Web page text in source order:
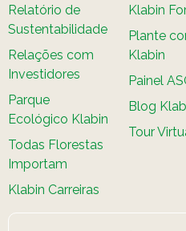
Relatório de
Sustentabilidade
Relações com
Investidores
Parque
Ecológico Klabin
Todas Florestas
Importam
Klabin Carreiras
Klabin
Plante
Klabin
Painel
Blog
Tour